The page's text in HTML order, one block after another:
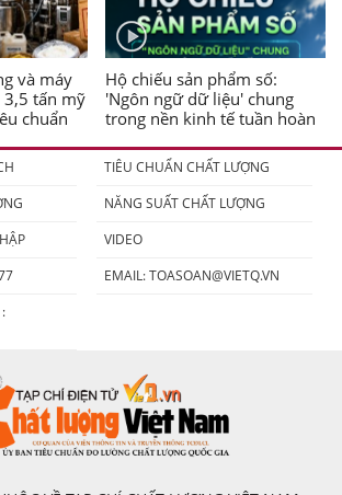
và máy
3,5 tấn mỹ
chuẩn
Hộ chiếu sản phẩm số:
'Ngôn ngữ dữ liệu' chung
trong nền kinh tế tuần hoàn
TIÊU CHUẨN CHẤT LƯỢNG
NĂNG SUẤT CHẤT LƯỢNG
VIDEO
EMAIL:TOASOAN@VIETQ.VN